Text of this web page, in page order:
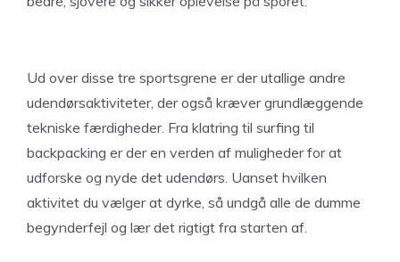
Ud over disse tre sportsgrene er der utallige andre
udendørsaktiviteter, der også kræver grundlæggende
tekniske færdigheder. Fra klatring til surfing til
backpacking er der en verden af muligheder for at
udforske og nyde det udendørs. Uanset hvilken
aktivitet du vælger at dyrke, så undgå alle de dumme
begynderfejl og lær det rigtigt fra starten af.